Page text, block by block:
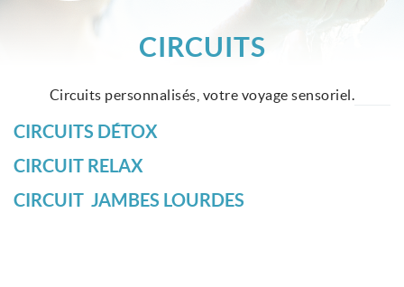
CIRCUITS
Circuits personnalisés, votre voyage sensoriel.
CIRCUITS DÉTOX
CIRCUIT RELAX
CIRCUIT JAMBES LOURDES